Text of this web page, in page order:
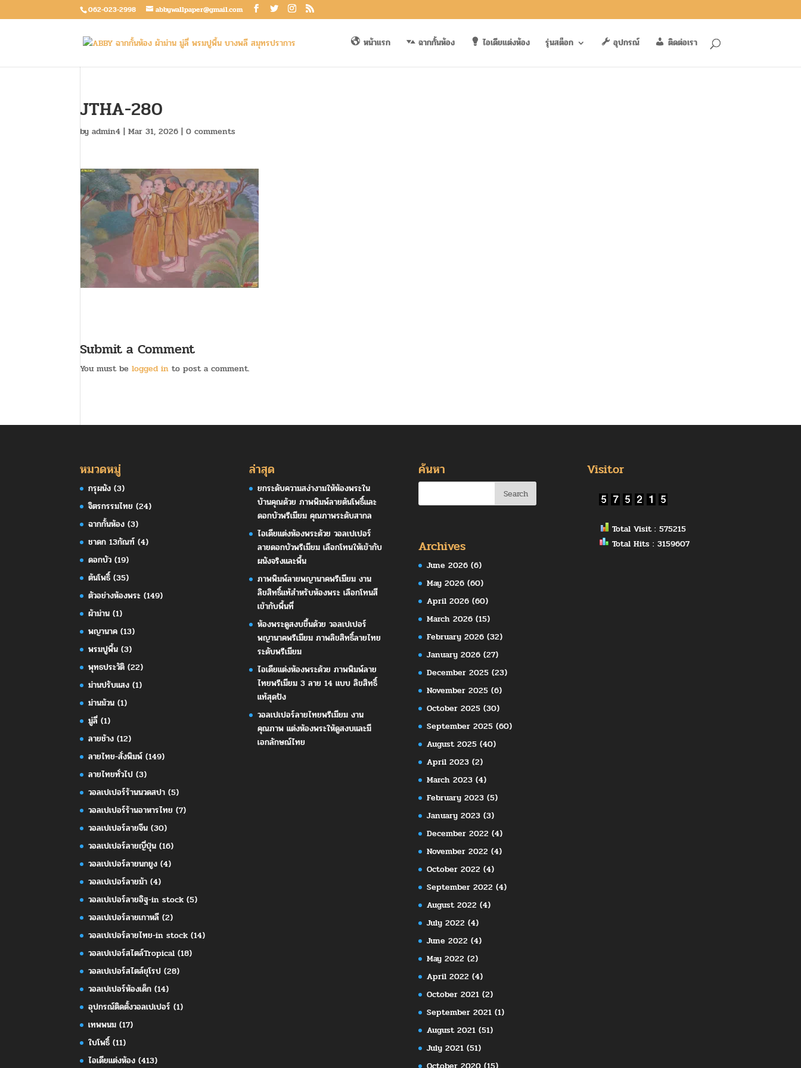
062-023-2998 abbywallpaper@gmail.com
หน้าแรก ฉากกั้นห้อง ไอเดียแต่งห้อง รุ่นสต็อก อุปกรณ์ ติดต่อเรา
JTHA-280
byadmin4 |Mar 31, 2026 |0 comments
Submit a Comment
You must belogged in to post a comment.
หมวดหมู่
กรุผนัง (3)
จิตรกรรมไทย (24)
ฉากกั้นห้อง (3)
ชาดก 13กัณฑ์ (4)
ดอกบัว (19)
ต้นโพธิ์ (35)
ตัวอย่างห้องพระ (149)
ผ้าม่าน (1)
พญานาค (13)
พรมปูพื้น (3)
พุทธประวัติ (22)
ม่านปรับแสง (1)
ม่านม้วน (1)
มู่ลี่ (1)
ลายช้าง (12)
ลายไทย-สั่งพิมพ์ (149)
ลายไทยทั่วไป (3)
วอลเปเปอร์ร้านนวดสปา (5)
วอลเปเปอร์ร้านอาหารไทย (7)
วอลเปเปอร์ลายจีน (30)
วอลเปเปอร์ลายญี่ปุ่น (16)
วอลเปเปอร์ลายนกยูง (4)
วอลเปเปอร์ลายม้า (4)
วอลเปเปอร์ลายอิฐ-in stock (5)
วอลเปเปอร์ลายเกาหลี (2)
วอลเปเปอร์ลายไทย-in stock (14)
วอลเปเปอร์สไตล์Tropical (18)
วอลเปเปอร์สไตล์ยุโรป (28)
วอลเปเปอร์ห้องเด็ก (14)
อุปกรณ์ติดตั้งวอลเปเปอร์ (1)
เทพพนม (17)
ใบโพธิ์ (11)
ไอเดียแต่งห้อง (413)
ล่าสุด
ยกระดับความสง่างามให้ห้องพระใน
บ้านคุณด้วย ภาพพิมพ์ลายต้นโพธิ์และ
ดอกบัวพรีเมียม คุณภาพระดับสากล
ไอเดียแต่งห้องพระด้วย วอลเปเปอร์
ลายดอกบัวพรีเมียม เลือกโทนให้เข้ากับ
ผนังจริงและพื้น
ภาพพิมพ์ลายพญานาคพรีเมียม งาน
ลิขสิทธิ์แท้สำหรับห้องพระ เลือกโทนสี
เข้ากับพื้นที่
ห้องพระดูสงบขึ้นด้วย วอลเปเปอร์
พญานาคพรีเมียม ภาพลิขสิทธิ์ลายไทย
ระดับพรีเมียม
ไอเดียแต่งห้องพระด้วย ภาพพิมพ์ลาย
ไทยพรีเมียม 3 ลาย 14 แบบ ลิขสิทธิ์
แท้สุดปัง
วอลเปเปอร์ลายไทยพรีเมียม งาน
คุณภาพ แต่งห้องพระให้ดูสงบและมี
เอกลักษณ์ไทย
ค้นหา
Archives
June 2026(6)
May 2026(60)
April 2026(60)
March 2026(15)
February 2026(32)
January 2026(27)
December 2025(23)
November 2025(6)
October 2025(30)
September 2025(60)
August 2025(40)
April 2023(2)
March 2023(4)
February 2023(5)
January 2023(3)
December 2022 (4)
November 2022 (4)
October 2022 (4)
September 2022 (4)
August 2022 (4)
July 2022 (4)
June 2022 (4)
May 2022 (2)
April 2022 (4)
October 2021(2)
September 2021(1)
August 2021(51)
July 2021(51)
Visitor
Total Visit : 575215
Total Hits : 3159607